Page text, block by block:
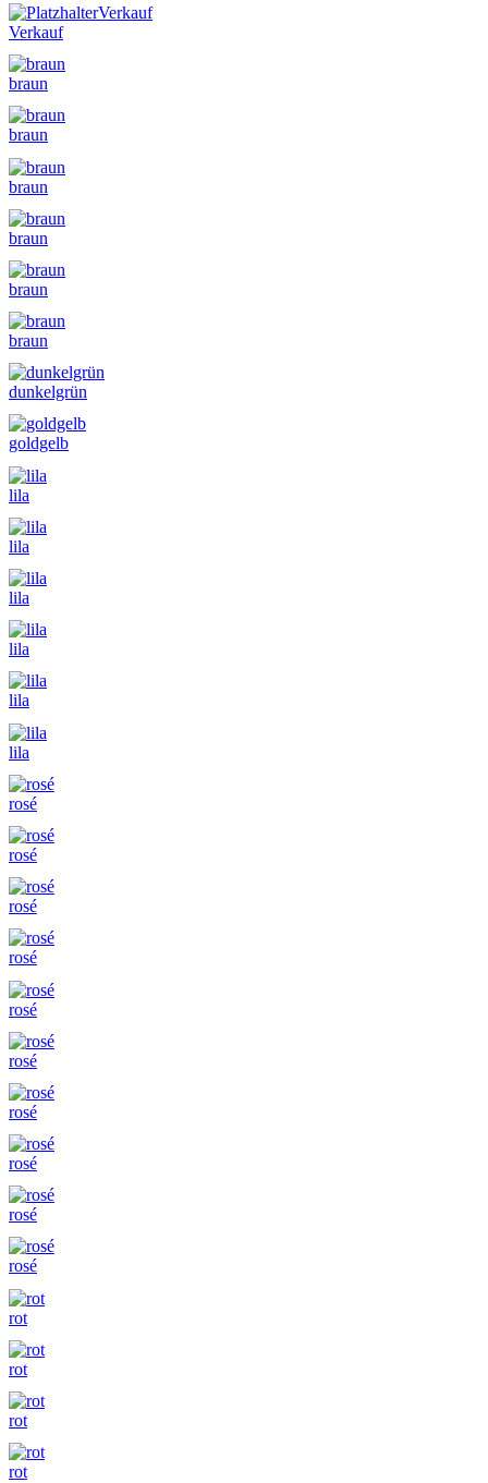
Verkauf
Verkauf
braun
braun
braun
braun
braun
braun
dunkelgrün
goldgelb
lila
lila
lila
lila
lila
lila
rosé
rosé
rosé
rosé
rosé
rosé
rosé
rosé
rosé
rosé
rot
rot
rot
rot